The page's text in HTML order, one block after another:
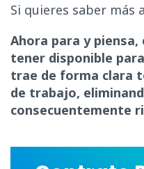
Si quieres saber más
Ahora para y
tener disponible
trae de forma clara
de trabajo,
consecuentemente